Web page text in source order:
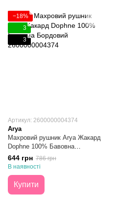
−18%
3
3
Артикул: 2600000004374
Arya
Махровий рушник Arya Жакард
Dophne 100% Бавовна
Бордовий 50X90
644 грн 786 грн
В наявності
Купити